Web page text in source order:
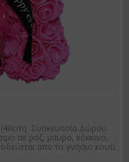
Συσκευασία Δώρου.
σε ροζ, μαυρο, κόκκινο,
απο το γνήσιο κουτί